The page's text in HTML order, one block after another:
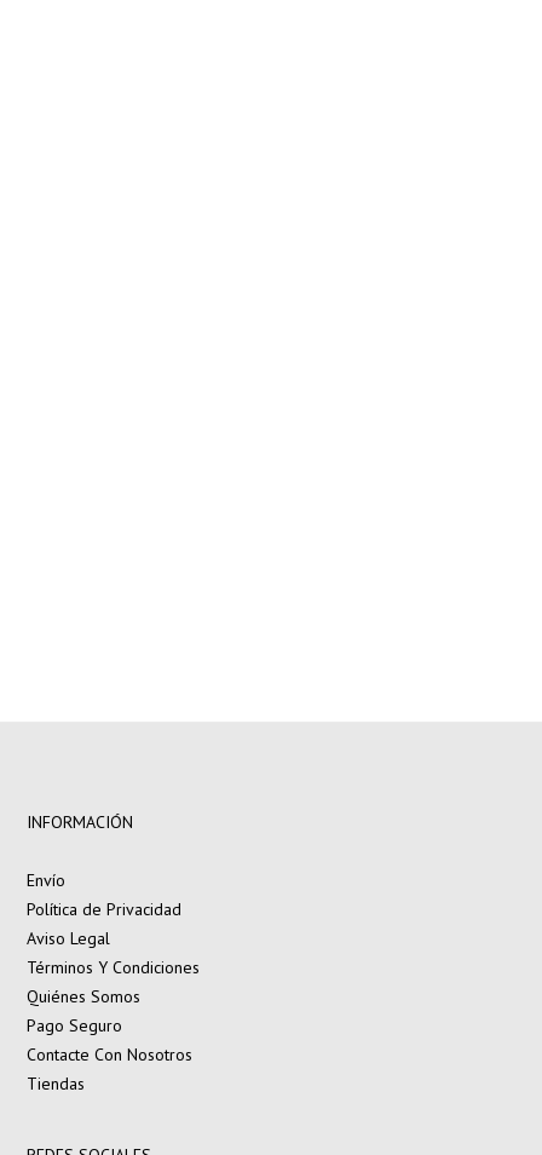
INFORMACIÓN
Envío
Política de Privacidad
Aviso Legal
Términos Y Condiciones
Quiénes Somos
Pago Seguro
Contacte Con Nosotros
Tiendas